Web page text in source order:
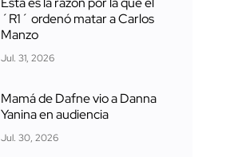
´R1´ ordenó matar a Carlos
Manzo
Jul. 31, 2026
Mamá de Dafne vio a Danna
Yanina en audiencia
Jul. 30, 2026